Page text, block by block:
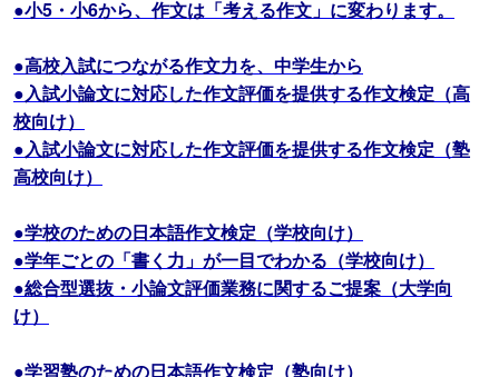
●小5・小6から、作文は「考える作文」に変わります。
●高校入試につながる作文力を、中学生から
●入試小論文に対応した作文評価を提供する作文検定（高
校向け）
●入試小論文に対応した作文評価を提供する作文検定（塾
高校向け）
●学校のための日本語作文検定（学校向け）
●学年ごとの「書く力」が一目でわかる（学校向け）
●総合型選抜・小論文評価業務に関するご提案（大学向
け）
●学習塾のための日本語作文検定（塾向け）